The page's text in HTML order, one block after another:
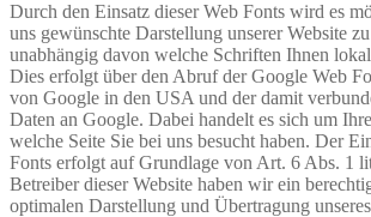
Durch den Einsatz dieser Web Fonts wird es
uns gewünschte Darstellung unserer Website
unabhängig davon welche Schriften Ihnen
Dies erfolgt über den Abruf der Google Web
von Google in den USA und der damit
Daten an Google. Dabei handelt es sich um
welche Seite Sie bei uns besucht haben. Der
Fonts erfolgt auf Grundlage von Art. 6 Abs. 1
Betreiber dieser Website haben wir ein
optimalen Darstellung und Übertragung